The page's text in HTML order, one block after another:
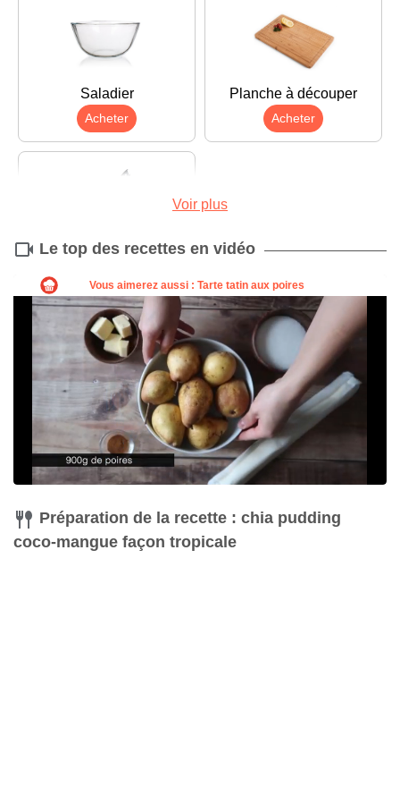
Saladier
Acheter
Planche à découper
Acheter
Couteau
Acheter
Voir plus
Le top des recettes en vidéo
Préparation de la recette : chia pudding
coco-mangue façon tropicale